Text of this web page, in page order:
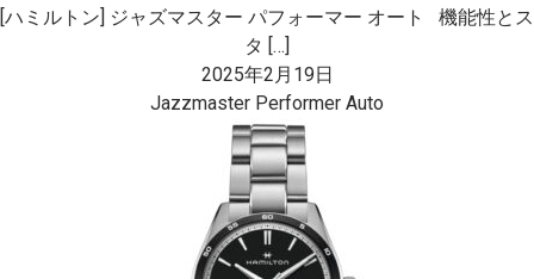
[ハミルトン] ジャズマスター パフォーマー オート 機能性とス
タ […]
2025年2月19日
Jazzmaster Performer Auto